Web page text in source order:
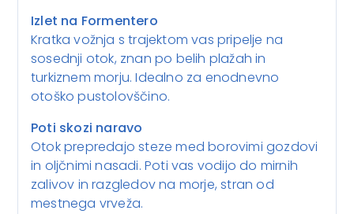
Izlet na Formentero
Kratka vožnja s trajektom vas pripelje na
sosednji otok, znan po belih plažah in
turkiznem morju. Idealno za enodnevno
otoško pustolovščino.
Poti skozi naravo
Otok prepredajo steze med borovimi gozdovi
in oljčnimi nasadi. Poti vas vodijo do mirnih
zalivov in razgledov na morje, stran od
mestnega vrveža.